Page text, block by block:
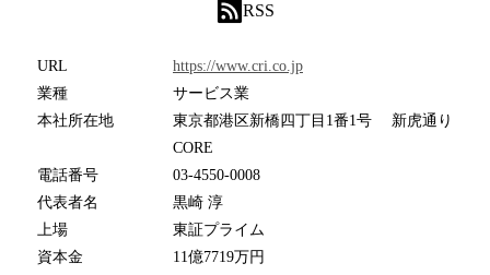
RSS
URL
https://www.cri.co.jp
業種
サービス業
本社所在地
東京都港区新橋四丁目1番1号 新虎通り
CORE
電話番号
03-4550-0008
代表者名
黒崎 淳
上場
東証プライム
資本金
11億7719万円